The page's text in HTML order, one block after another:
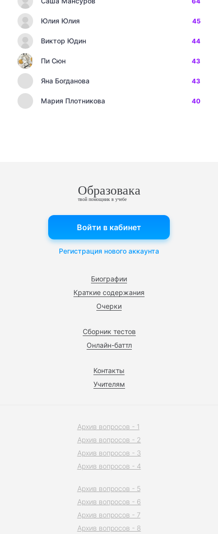
Юлия Юлия 45
Виктор Юдин 44
Пи Сюн 43
Яна Богданова 43
Мария Плотникова 40
Образовака
твой помощник в учебе
Биографии
Краткие содержания
Очерки
Сборник тестов
Онлайн-баттл
Контакты
Учителям
Войти в кабинет
Регистрация нового аккаунта
Архив вопросов - 1
Архив вопросов - 2
Архив вопросов - 3
Архив вопросов - 4
Архив вопросов - 5
Архив вопросов - 6
Архив вопросов - 7
Архив вопросов - 8